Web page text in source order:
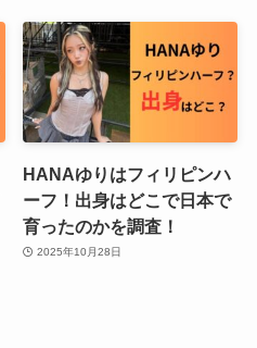
HANAゆりはフィリピンハ
ーフ！出身はどこで日本で
育ったのかを調査！
2025年10月28日